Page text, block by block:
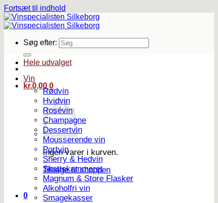
Fortsæt til indhold
Søg efter:
kr.0,00 0
Ingen varer i kurven.
Tilbage til shoppen
0
Hele udvalget
Vin
Rødvin
Hvidvin
Rosévin
Champagne
Dessertvin
Mousserende vin
Portvin
Sherry & Hedvin
Skattekammeret
Magnum & Store Flasker
Alkoholfri vin
Smagekasser